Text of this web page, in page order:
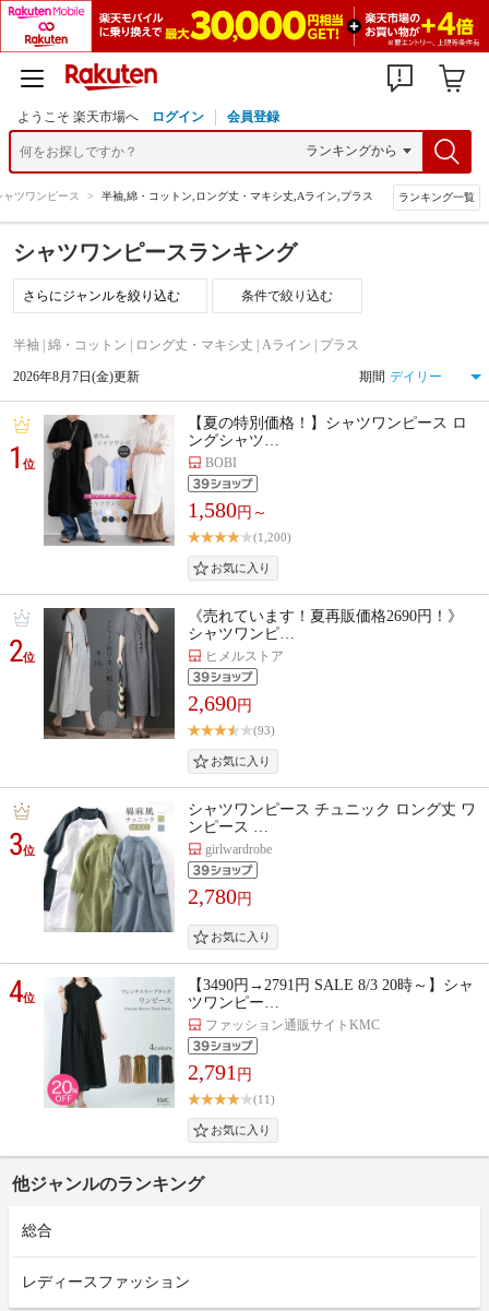
ようこそ 楽天市場へ ログイン 会員登録
ャツワンピース > 半袖,綿・コットン,ロング丈・マキシ丈,Aライン,プラス ランキング一覧
シャツワンピースランキング
条件で絞り込む
半袖 | 綿・コットン | ロング丈・マキシ丈 | Aライン | プラス
2026年8月7日(金)更新 期間
1位
【夏の特別価格！】シャツワンピース ロ
ングシャツ…
BOBI
1,580円～
(1,200)
2位
《売れています！夏再販価格2690円！》
シャツワンピ…
ヒメルストア
2,690円
(93)
3位
シャツワンピース チュニック ロング丈 ワ
ンピース …
girlwardrobe
2,780円
4位
【3490円→2791円 SALE 8/3 20時～】シャ
ツワンピー…
ファッション通販サイトKMC
2,791 円
(11)
他ジャンルのランキング
総合
レディースファッション